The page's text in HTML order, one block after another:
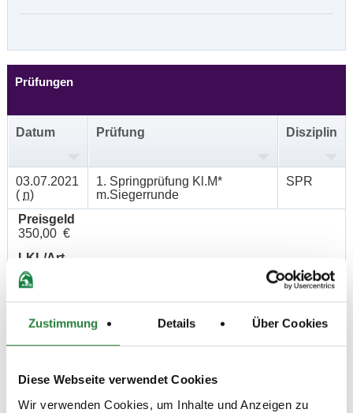
Zustimmung Details Über Cookies
Diese Webseite verwendet Cookies
Wir verwenden Cookies, um Inhalte und Anzeigen zu
Prüfungen
Datum Prüfung Disziplin
03.07.2021
( n)
1. Springprüfung Kl.M*
m.Siegerrunde
SPR
Preisgeld
350,00 €
LKL/Art
2 3 4 LP
03.07.2021
2. Springprüfung Kl.L SPR
LKL/Art